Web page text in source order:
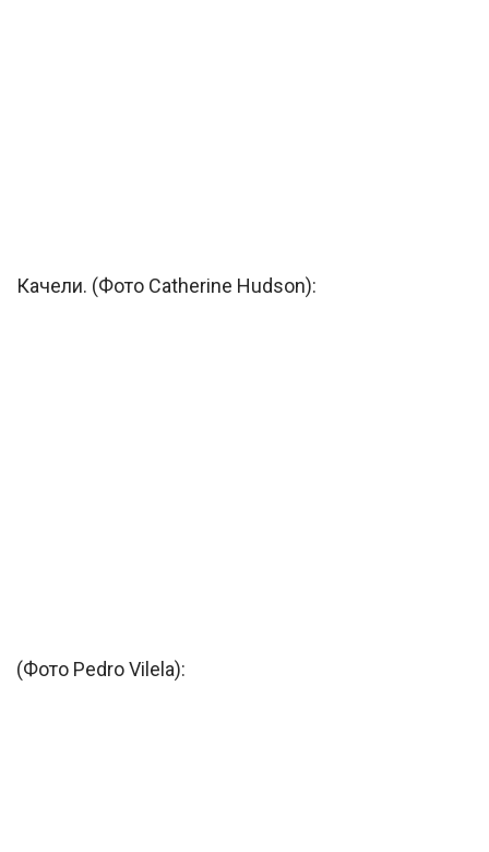
Качели. (Фото Catherine Hudson):
(Фото Pedro Vilela):